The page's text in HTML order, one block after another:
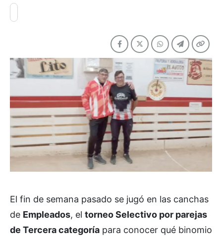
El fin de semana pasado se jugó en las canchas
de Empleados, el torneo Selectivo por parejas
de Tercera categoría para conocer qué binomio